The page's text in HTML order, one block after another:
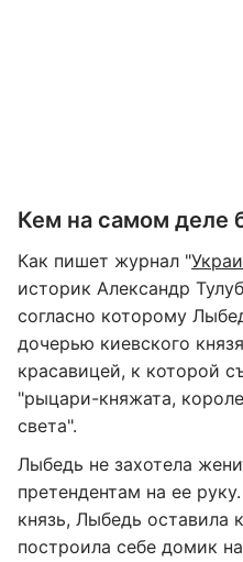
Кем на самом деле
Как пишет журнал "
историк Александр
согласно которому
дочерью киевского
красавицей, к которой
"рыцари-княжата,
света".
Лыбедь не захотела
претендентам на ее
князь, Лыбедь оставила
построила себе домик